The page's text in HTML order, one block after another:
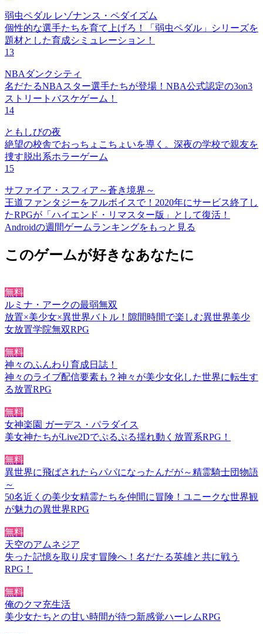
弱虫ペダル レゾナンス・ペダイズム
個性的な選手たちを育て上げろ！「弱虫ペダル」シリーズを
題材とした育成シミュレーション！
13
NBAダンクシティ
名だたるNBAスター選手たちが登場！NBA公式認定の3on3
ストリートバスケゲーム！
14
ともしびの夜
絶望の校舎でおっちょこちょいを導く。深夜の学校で親友を
捜す脱出系ホラーゲーム
15
サファイア・スフィア～蒼き境界～
王道ファンタジーをフルボイスで！2020年にサービス終了し
たRPGが「ハイエンド・リマスター版」として復活！
Androidの週間ゲームランキングをもっと見る
このゲームが好きなあなたに
無料
ルミナ・アークの最弱無双
放置×美少女×異世界バトル！隙間時間で楽しむ異世界美少
女放置学院無双RPG
無料
神々のふんわり育成日誌！
神々のライブ配信要素も？神々が美少女化した世界に転生す
る放置RPG
無料
女神楽園 ガーデス・パラダイス
美女神たちがLive2Dでぷるぷる揺れ動く放置系RPG！
無料
異世界に飛ばされたらパパになったんだが～精霊騎士団物語
～
50名近くの美少女精霊たちを仲間に冒険！ユニークな世界観
が魅力の異世界RPG
無料
天空のアムネジア
失った記憶を取り戻す冒険へ！名だたる英雄と共に戦う
RPG！
無料
俺のクマ充生活
美少女たちとの甘い時間が待つ新感覚ハーレムRPG